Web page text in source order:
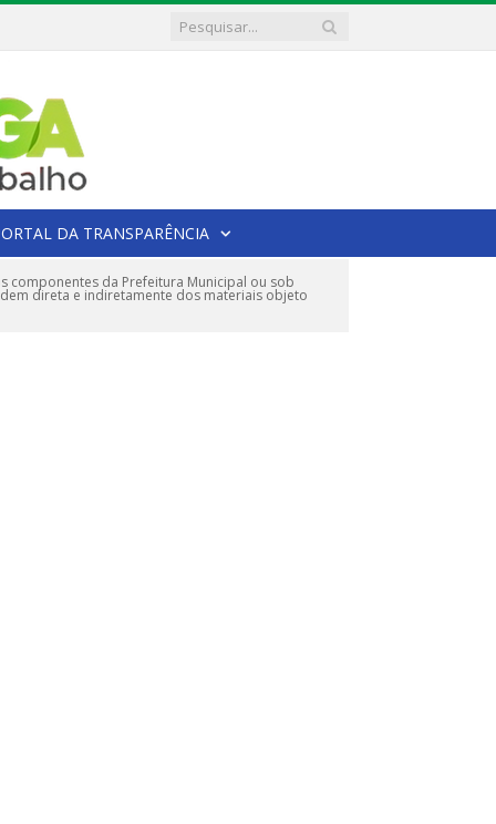
DA TRANSPARÊNCIA
componentes da Prefeitura Municipal ou sob
direta e indiretamente dos materiais objeto